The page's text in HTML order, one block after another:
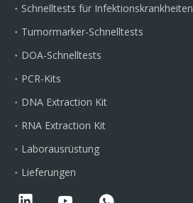
Schnelltests für Infektionskrankheiten
Tumormarker-Schnelltests
DOA-Schnelltests
PCR-Kits
DNA Extraction Kit
RNA Extraction Kit
Laborausrüstung
Lieferungen